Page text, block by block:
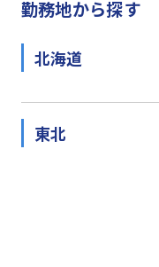
勤務地から探す
北海道
東北